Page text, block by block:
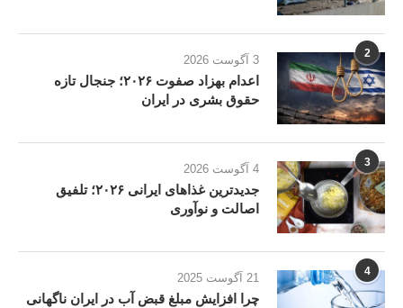
2 3 آگوست 2026
اعدام بهزاد صفوت ۲۰۲۶؛ جنجال تازه
حقوق بشری در ایران
3 4 آگوست 2026
جدیدترین غذاهای ایرانی ۲۰۲۶؛ تلفیق
اصالت و نوآوری
4 21 آگوست 2025
چرا افزایش مبلغ قبض آب در ایران ناگهانی